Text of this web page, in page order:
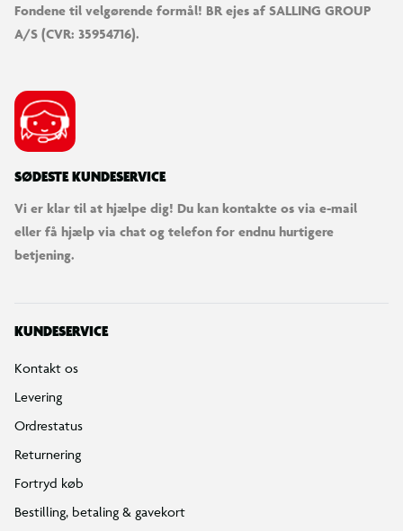
Fondene til velgørende formål! BR ejes af SALLING GROUP
A/S (CVR: 35954716).
SØDESTE KUNDESERVICE
Vi er klar til at hjælpe dig! Du kan kontakte os via e-mail
eller få hjælp via chat og telefon for endnu hurtigere
betjening.
KUNDESERVICE
Kontakt os
Levering
Ordrestatus
Returnering
Fortryd køb
Bestilling, betaling & gavekort